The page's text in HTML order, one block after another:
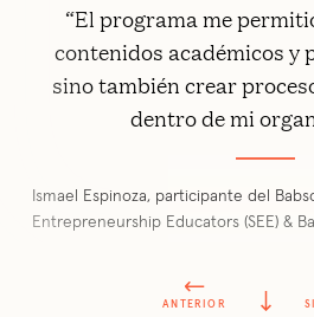
ANTERIOR
“El programa me
contenidos académicos y
sino también crear
dentro de mi
Ismael Espinoza, participante del
Entrepreneurship Educators (SEE) &